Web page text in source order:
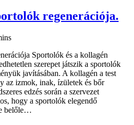
regenerációja.
Sportolók és a kollagén
szerepet játszik a sportolók
javításában. A kollagén a test
az izmok, inak, ízületek és bőr
edzés során a szervezet
hogy a sportolók elegendő
belőle…